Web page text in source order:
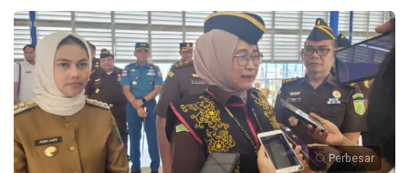
Perbesar